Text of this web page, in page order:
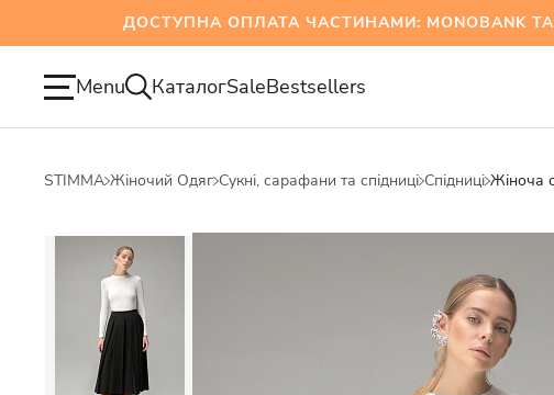
ДОСТУПНА ОПЛАТА ЧАСТИНАМИ: MONOBANK
Menu КаталогSaleBestsellers
STIMMA Жіночий Одяг Сукні, сарафани та спідниці Спідниці Жіноча